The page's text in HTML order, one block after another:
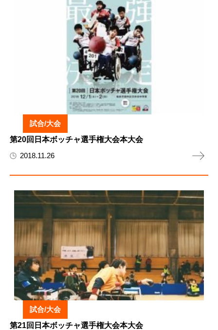
試合/大会
第20回日本ボッチャ選手権大会本大会
2018.11.26
試合/大会
第21回日本ボッチャ選手権大会本大会